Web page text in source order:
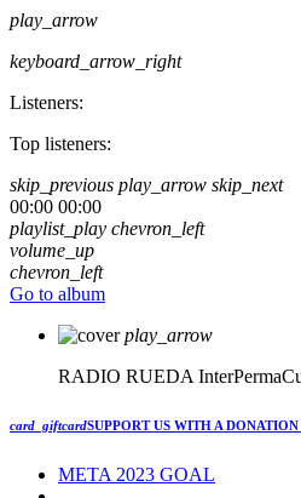
play_arrow
keyboard_arrow_right
Listeners:
Top listeners:
skip_previous play_arrow skip_next
00:00 00:00
playlist_play chevron_left
volume_up
chevron_left
Go to album
play_arrow
RADIO RUEDA
card_giftcardSUPPORT US WITH A DONATION
META 2023 GOAL